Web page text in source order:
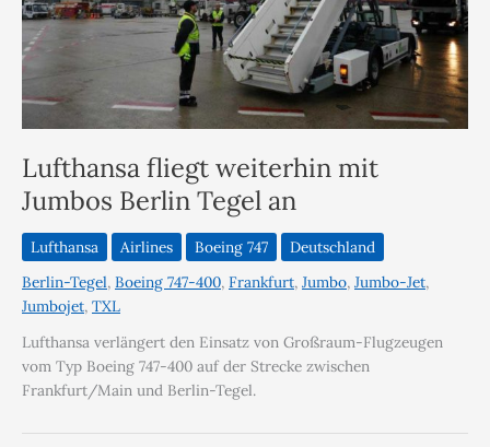
Lufthansa fliegt weiterhin mit
Jumbos Berlin Tegel an
Lufthansa Airlines Boeing 747
Deutschland
Berlin-Tegel, Boeing 747-400, Frankfurt, Jumbo, Jumbo-Jet,
Jumbojet, TXL
Lufthansa verlängert den Einsatz von Großraum-Flugzeugen
vom Typ Boeing 747-400 auf der Strecke zwischen
Frankfurt/Main und Berlin-Tegel.